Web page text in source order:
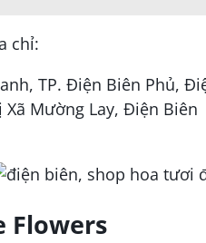
chỉ:
TP. Điện Biên Phủ,
Xã Mường Lay, Điện Biên
Flowers